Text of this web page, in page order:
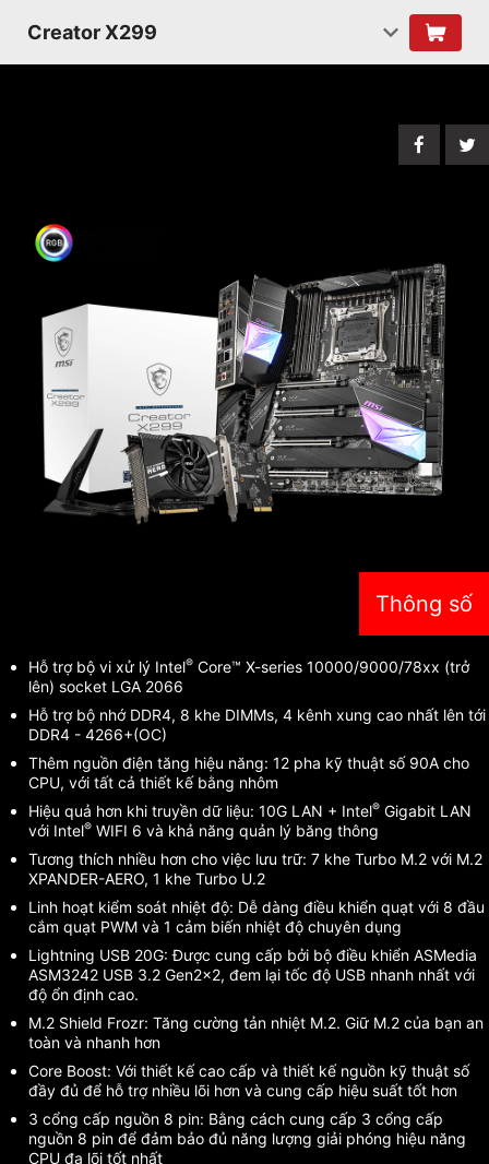
Creator X299
Thông số
Hỗ trợ bộ vi xử lý Intel®Core™ X-series 10000/9000/78xx (trở
lên) socket LGA 2066
Hỗ trợ bộ nhớ DDR4, 8 khe DIMMs, 4 kênh xung cao nhất lên tới
DDR4 - 4266+(OC)
Thêm nguồn điện tăng hiệu năng: 12 pha kỹ thuật số 90A cho
CPU, với tất cả thiết kế bằng nhôm
Hiệu quả hơn khi truyền dữ liệu: 10G LAN + Intel®Gigabit LAN
với Intel®WIFI 6 và khả năng quản lý băng thông
Tương thích nhiều hơn cho việc lưu trữ: 7 khe Turbo M.2 với M.2
XPANDER-AERO, 1 khe Turbo U.2
Linh hoạt kiểm soát nhiệt độ: Dễ dàng điều khiển quạt với 8 đầu
cắm quạt PWM và 1 cảm biến nhiệt độ chuyên dụng
Lightning USB 20G: Được cung cấp bởi bộ điều khiển ASMedia
ASM3242 USB 3.2 Gen2x2, đem lại tốc độ USB nhanh nhất với
độ ổn định cao.
M.2 Shield Frozr: Tăng cường tản nhiệt M.2. Giữ M.2 của bạn an
toàn và nhanh hơn
Core Boost: Với thiết kế cao cấp và thiết kế nguồn kỹ thuật số
đầy đủ để hỗ trợ nhiều lõi hơn và cung cấp hiệu suất tốt hơn
3 cổng cấp nguồn 8 pin: Bằng cách cung cấp 3 cổng cấp
nguồn 8 pin để đảm bảo đủ năng lượng giải phóng hiệu năng
CPU đa lõi tốt nhất